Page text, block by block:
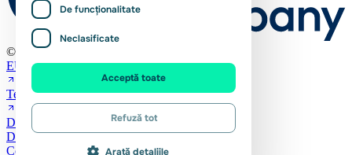
© Euro Planit 2026
EURES
Terms and Conditions (NL)
Declarație de confidențialitate
Descărcări
Cookies
De funcţionalitate
Neclasificate
Acceptă toate
Refuză tot
Arată detaliile